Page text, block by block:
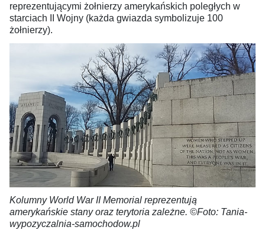
reprezentującymi żołnierzy amerykańskich poległych w
starciach II Wojny (każda gwiazda symbolizuje 100
żołnierzy).
Kolumny World War II Memorial reprezentują
amerykańskie stany oraz terytoria zależne. ©Foto: Tania-
wypozyczalnia-samochodow.pl